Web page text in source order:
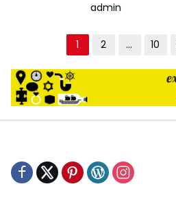
admin
a
g
i
n
s
1 2 … 10